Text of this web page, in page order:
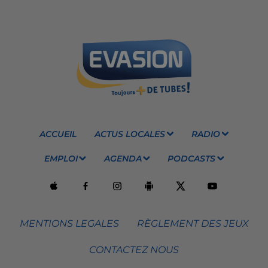
ACCUEIL ACTUS LOCALES RADIO
EMPLOI AGENDA PODCASTS
MENTIONS LEGALES RÈGLEMENT DES JEUX
CONTACTEZ NOUS